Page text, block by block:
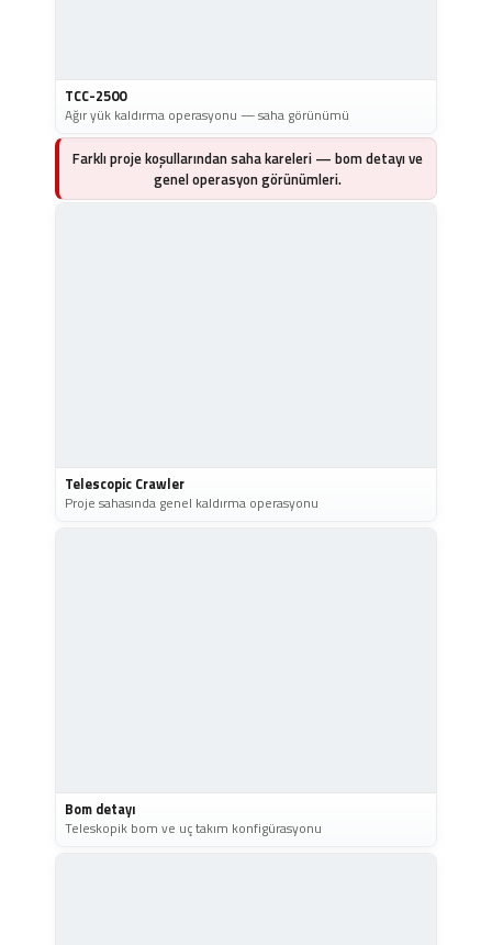
TCC-2500
Ağır yük kaldırma operasyonu — saha görünümü
Farklı proje koşullarından saha kareleri — bom detayı ve
genel operasyon görünümleri.
Telescopic Crawler
Proje sahasında genel kaldırma operasyonu
Bom detayı
Teleskopik bom ve uç takım konfigürasyonu